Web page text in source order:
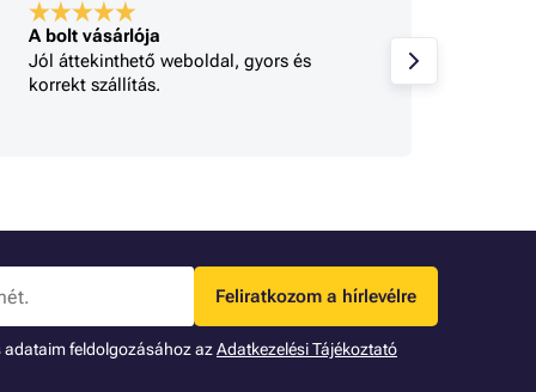
A bolt vásárlója
Jól áttekinthető weboldal, gyors és
korrekt szállítás.
Feliratkozom a hírlevélre
adataim feldolgozásához azAdatkezelési Tájékoztató